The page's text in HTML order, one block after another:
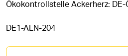
Ökokontrollstelle Ackerherz: DE-
DE1-ALN-204